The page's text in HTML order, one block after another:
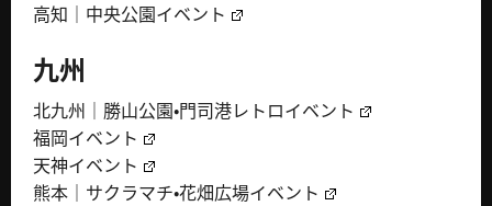
高知｜中央公園イベント
九州
北九州｜勝山公園・門司港レトロイベント
福岡イベント
天神イベント
熊本｜サクラマチ・花畑広場イベント